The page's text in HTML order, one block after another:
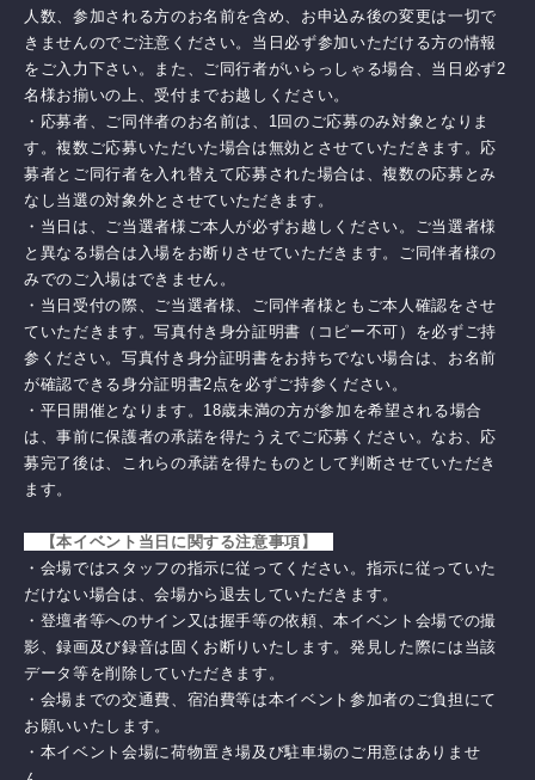
人数、参加される方のお名前を含め、お申込み後の変更は一切で
きませんのでご注意ください。当日必ず参加いただける方の情報
をご入力下さい。また、ご同行者がいらっしゃる場合、当日必ず2
名様お揃いの上、受付までお越しください。
・応募者、ご同伴者のお名前は、1回のご応募のみ対象となりま
す。複数ご応募いただいた場合は無効とさせていただきます。応
募者とご同行者を入れ替えて応募された場合は、複数の応募とみ
なし当選の対象外とさせていただきます。
・当日は、ご当選者様ご本人が必ずお越しください。ご当選者様
と異なる場合は入場をお断りさせていただきます。ご同伴者様の
みでのご入場はできません。
・当日受付の際、ご当選者様、ご同伴者様ともご本人確認をさせ
ていただきます。写真付き身分証明書（コピー不可）を必ずご持
参ください。写真付き身分証明書をお持ちでない場合は、お名前
が確認できる身分証明書2点を必ずご持参ください。
・平日開催となります。18歳未満の方が参加を希望される場合
は、事前に保護者の承諾を得たうえでご応募ください。なお、応
募完了後は、これらの承諾を得たものとして判断させていただき
ます。
【本イベント当日に関する注意事項】
・会場ではスタッフの指示に従ってください。指示に従っていた
だけない場合は、会場から退去していただきます。
・登壇者等へのサイン又は握手等の依頼、本イベント会場での撮
影、録画及び録音は固くお断りいたします。発見した際には当該
データ等を削除していただきます。
・会場までの交通費、宿泊費等は本イベント参加者のご負担にて
お願いいたします。
・本イベント会場に荷物置き場及び駐車場のご用意はありませ